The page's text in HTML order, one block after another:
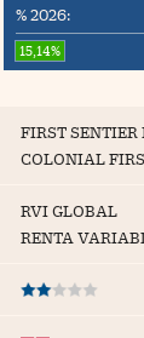
% 2026:
15,14%
FIRST SENTIER
COLONIAL
RVI GLOBAL
RENTA